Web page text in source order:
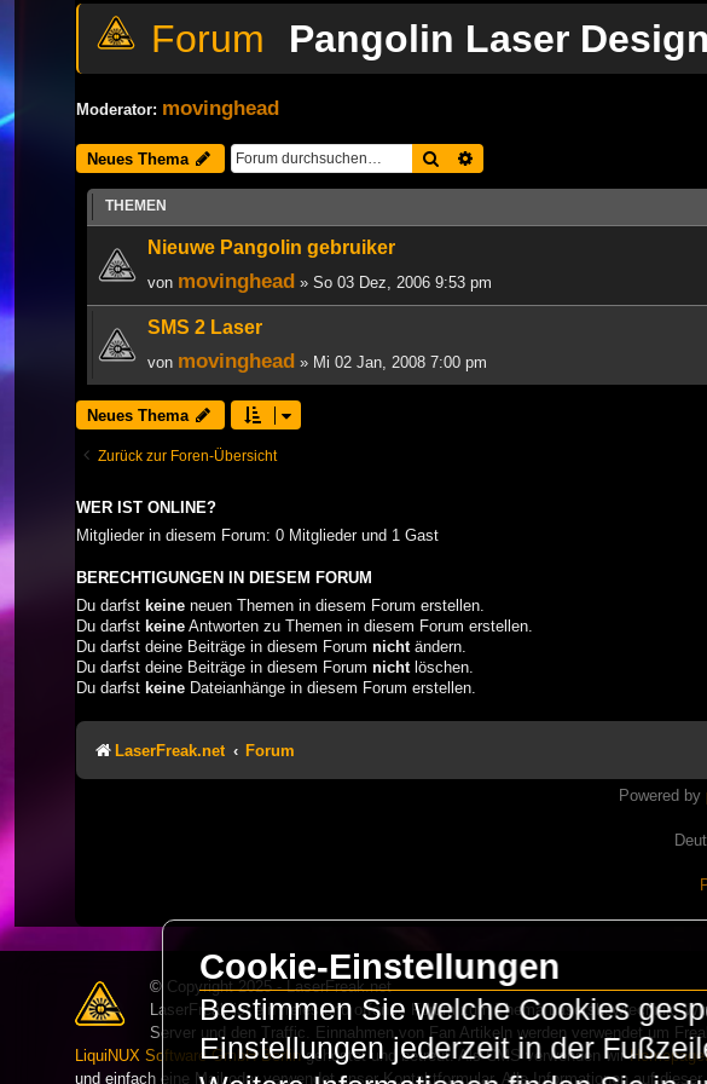
Pangolin Laser
Moderator: movinghead
Neues Thema Suche
THEMEN
Nieuwe Pangolin gebruiker
von movinghead » So 03 Dez, 2006 9:53 pm
SMS 2 Laser
von movinghead » Mi 02 Jan, 2008 7:00 pm
Neues Thema
Zurück zur Foren-Übersicht
WER IST ONLINE?
Mitglieder in diesem Forum: 0 Mitglieder und 1 Gast
BERECHTIGUNGEN IN DIESEM FORUM
Du darfst keine neuen Themen in diesem Forum erstellen.
Du darfst keine Antworten zu Themen in diesem Forum erstellen.
Du darfst deine Beiträge in diesem Forum nicht ändern.
Du darfst deine Beiträge in diesem Forum nicht löschen.
Du darfst keine Dateianhänge in diesem Forum erstellen.
LaserFreak.net Forum
Powered by
© Copyright 2025 - LaserFreak.net
LaserFreak ist ein freies und offenes Forum zum Thema Lasershowtechnik.
Server und den Traffic. Einnahmen von Fan Artikeln werden verwendet um
LiquiNUX Software GmbH Berlingehostet und betreut. Als CMS verwenden wir
und einfach eine Mail oder verwendet unser Kontaktformular. Alle Informationen auf
Cookie-Einstellungen
Bestimmen Sie welche Cookies
Einstellungen jederzeit in der